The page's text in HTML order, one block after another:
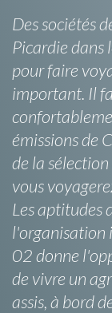
Des sociétés
Picardie dans
pour faire
important. Il
émissions de
de la
vous
Les aptitudes
l'organisation
02 donne
de vivre un
assis, à bord